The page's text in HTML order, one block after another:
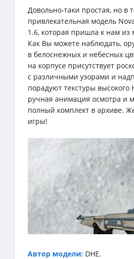
Довольно-таки простая, но в
привлекательная модель
1.6, которая пришла к нам из
Как Вы можете наблюдать,
в белоснежных и небесных
на корпусе присутствует
с различными узорами и
порадуют текстуры высокого
ручная анимация осмотра и
полный комплект в архиве.
игры!
Автор модели: DHE.